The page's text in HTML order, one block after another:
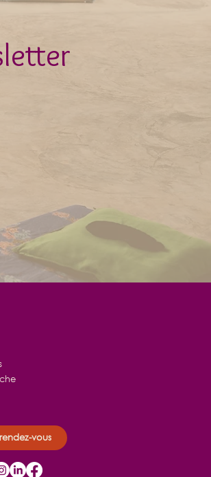
vous